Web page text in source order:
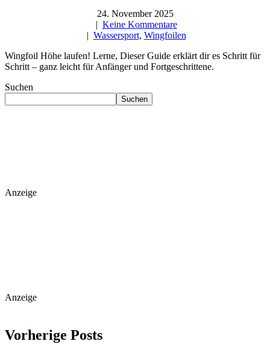
24. November 2025
| Keine Kommentare
| Wassersport, Wingfoilen
Wingfoil Höhe laufen! Lerne, Dieser Guide erklärt dir es Schritt für
Schritt – ganz leicht für Anfänger und Fortgeschrittene.
Suchen
Suchen
Anzeige
Anzeige
Vorherige Posts